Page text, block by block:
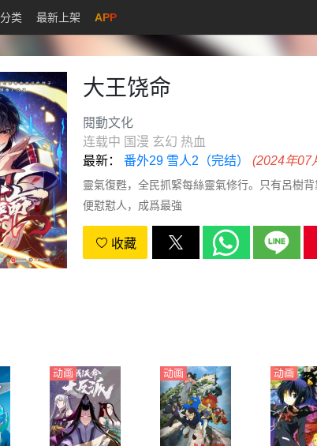
分类 最新上架 APP
大王饶命
閱動文化
连载中 国漫 玄幻 热血
最新： 番外29 雪人2（完结） (2024年07
靈氣復甦，全民抓緊每絲靈氣修行。只有呂樹
便懟懟人，成爲最強
收藏
动画 动画 动画